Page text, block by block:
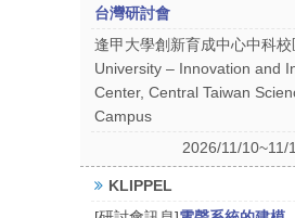
台灣研討會
逢甲大學創新育成中心中科
University – Innovation and
Center, Central Taiwan
Campus
2026/11/10~11/
KLIPPEL